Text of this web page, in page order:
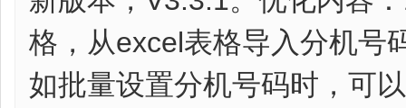
格，从excel表格导入分机号
如批量设置分机号码时，可